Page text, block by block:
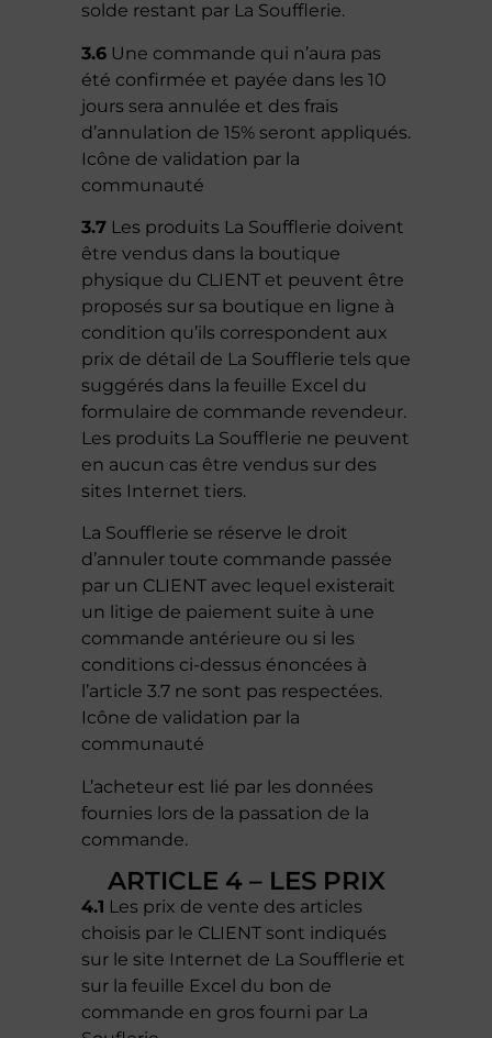
solde restant par La Soufflerie.
3.6 Une commande qui n’aura pas
été confirmée et payée dans les 10
jours sera annulée et des frais
d’annulation de 15% seront appliqués.
Icône de validation par la
communauté
3.7 Les produits La Soufflerie doivent
être vendus dans la boutique
physique du CLIENT et peuvent être
proposés sur sa boutique en ligne à
condition qu’ils correspondent aux
prix de détail de La Soufflerie tels que
suggérés dans la feuille Excel du
formulaire de commande revendeur.
Les produits La Soufflerie ne peuvent
en aucun cas être vendus sur des
sites Internet tiers.
La Soufflerie se réserve le droit
d’annuler toute commande passée
par un CLIENT avec lequel existerait
un litige de paiement suite à une
commande antérieure ou si les
conditions ci-dessus énoncées à
l’article 3.7 ne sont pas respectées.
Icône de validation par la
communauté
L’acheteur est lié par les données
fournies lors de la passation de la
commande.
ARTICLE 4 – LES PRIX
4.1 Les prix de vente des articles
choisis par le CLIENT sont indiqués
sur le site Internet de La Soufflerie et
sur la feuille Excel du bon de
commande en gros fourni par La